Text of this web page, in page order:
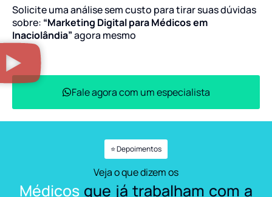
Solicite uma análise sem custo para tirar suas dúvidas
sobre: “Marketing Digital para Médicos em
Inaciolândia”agora mesmo
Fale agora com um especialista
⭐ Depoimentos
Veja o que dizem os
Médicos que já trabalham com a